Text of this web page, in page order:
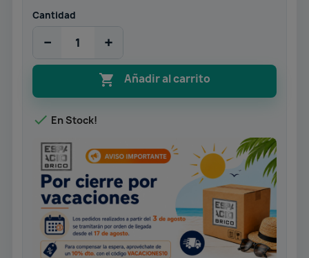
Cantidad
− +
 Añadir al carrito
 En Stock!